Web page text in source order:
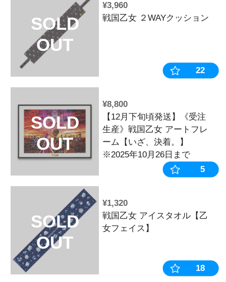
SOLD
OUT
¥3,520
SOLD
¥2,310
戦国乙女 グ